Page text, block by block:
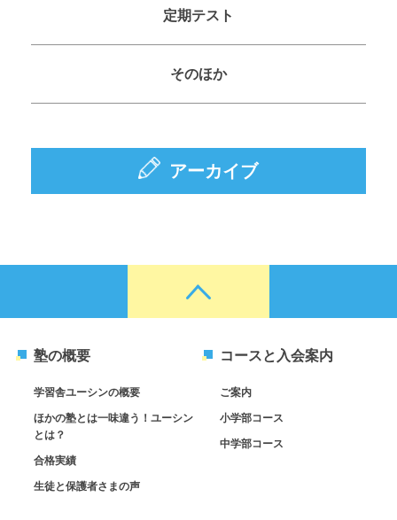
定期テスト
そのほか
アーカイブ
塾の概要
学習舎ユーシンの概要
ほかの塾とは一味違う！ユーシン
とは？
合格実績
生徒と保護者さまの声
コースと入会案内
ご案内
小学部コース
中学部コース